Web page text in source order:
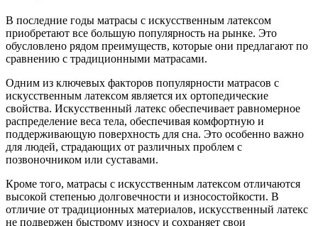
В последние годы матрасы с искусственным латексом
приобретают все большую популярность на рынке. Это
обусловлено рядом преимуществ, которые они предлагают по
сравнению с традиционными матрасами.
Одним из ключевых факторов популярности матрасов с
искусственным латексом является их ортопедические
свойства. Искусственный латекс обеспечивает равномерное
распределение веса тела, обеспечивая комфортную и
поддерживающую поверхность для сна. Это особенно важно
для людей, страдающих от различных проблем с
позвоночником или суставами.
Кроме того, матрасы с искусственным латексом отличаются
высокой степенью долговечности и износостойкости. В
отличие от традиционных материалов, искусственный латекс
не подвержен быстрому износу и сохраняет свои